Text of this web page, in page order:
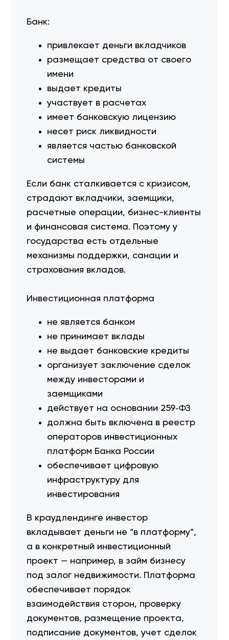
Банк:
привлекает деньги вкладчиков
размещает средства от своего
имени
выдает кредиты
участвует в расчетах
имеет банковскую лицензию
несет риск ликвидности
является частью банковской
системы
Если банк сталкивается с кризисом,
страдают вкладчики, заемщики,
расчетные операции, бизнес-клиенты
и финансовая система. Поэтому у
государства есть отдельные
механизмы поддержки, санации и
страхования вкладов.
Инвестиционная платформа
не является банком
не принимает вклады
не выдает банковские кредиты
организует заключение сделок
между инвесторами и
заемщиками
действует на основании 259‑ФЗ
должна быть включена в реестр
операторов инвестиционных
платформ Банка России
обеспечивает цифровую
инфраструктуру для
инвестирования
В краудлендинге инвестор
вкладывает деньги не “в платформу”,
а в конкретный инвестиционный
проект — например, в займ бизнесу
под залог недвижимости. Платформа
обеспечивает порядок
взаимодействия сторон, проверку
документов, размещение проекта,
подписание документов, учет сделок